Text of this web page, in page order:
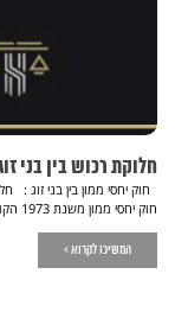
חלוקת רכוש בין בני
חוק יחסי ממון בין בני זוג :
חוק יחסי ממון משנת 1973 הקובע מנגנון...
המשיכו לקרוא >